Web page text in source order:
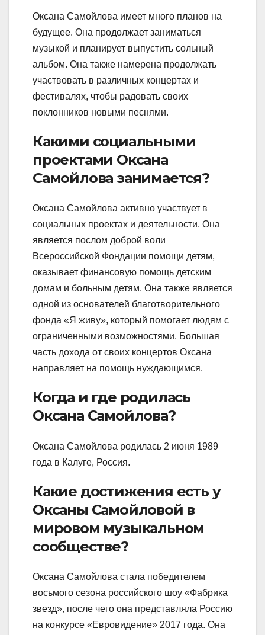
Оксана Самойлова имеет много планов на
будущее. Она продолжает заниматься
музыкой и планирует выпустить сольный
альбом. Она также намерена продолжать
участвовать в различных концертах и
фестивалях, чтобы радовать своих
поклонников новыми песнями.
Какими социальными
проектами Оксана
Самойлова занимается?
Оксана Самойлова активно участвует в
социальных проектах и деятельности. Она
является послом доброй воли
Всероссийской Фондации помощи детям,
оказывает финансовую помощь детским
домам и больным детям. Она также является
одной из основателей благотворительного
фонда «Я живу», который помогает людям с
ограниченными возможностями. Большая
часть дохода от своих концертов Оксана
направляет на помощь нуждающимся.
Когда и где родилась
Оксана Самойлова?
Оксана Самойлова родилась 2 июня 1989
года в Калуге, Россия.
Какие достижения есть у
Оксаны Самойловой в
мировом музыкальном
сообществе?
Оксана Самойлова стала победителем
восьмого сезона российского шоу «Фабрика
звезд», после чего она представляла Россию
на конкурсе «Евровидение» 2017 года. Она